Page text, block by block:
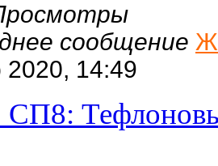
сообщение
2020, 14:49
СП8: